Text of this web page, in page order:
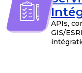
APIs,
GIS/